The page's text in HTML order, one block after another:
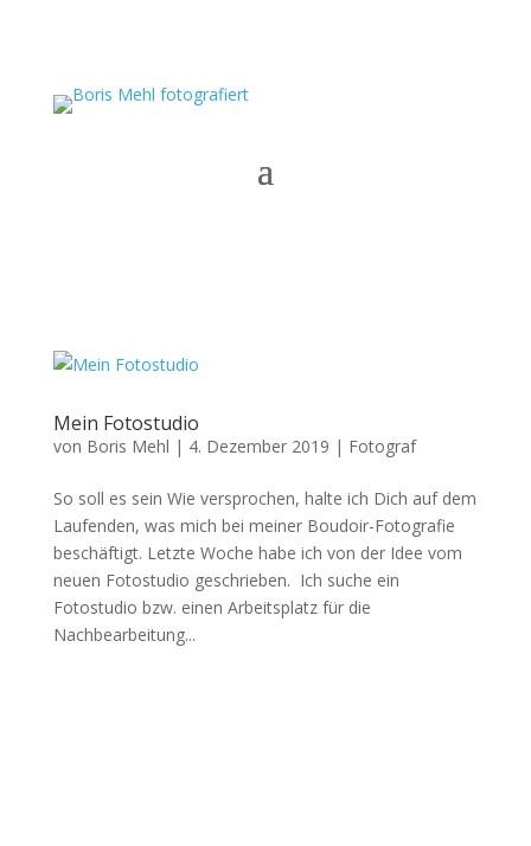
Mein Fotostudio
von Boris Mehl | 4. Dezember 2019 | Fotograf
So soll es sein Wie versprochen, halte ich Dich auf dem
Laufenden, was mich bei meiner Boudoir-Fotografie
beschäftigt. Letzte Woche habe ich von der Idee vom
neuen Fotostudio geschrieben. Ich suche ein
Fotostudio bzw. einen Arbeitsplatz für die
Nachbearbeitung...